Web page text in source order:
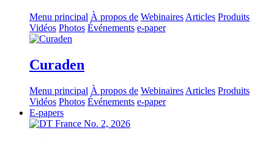
Menu principal À propos de WebinairesArticles Produits
Vidéos Photos Événements e-paper
Curaden
Menu principal À propos de Webinaires Articles Produits
Vidéos Photos Événements e-paper
E-papers